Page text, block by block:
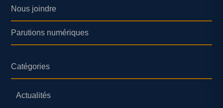
Nous joindre
Parutions numériques
Catégories
Actualités